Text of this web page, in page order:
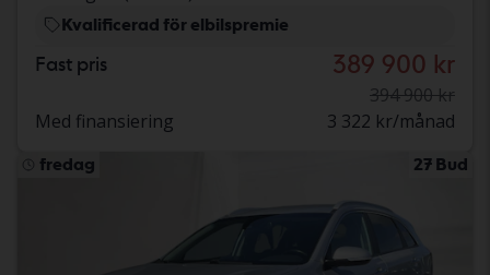
Kvalificerad för elbilspremie
Fast pris 389 900 kr
394 900 kr
Med finansiering
3 322 kr/månad
fredag 27 Bud